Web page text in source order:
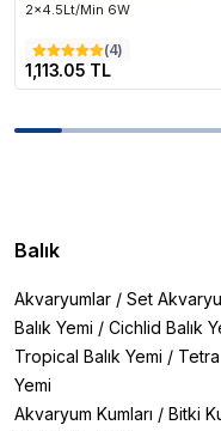
2x4.5Lt/Min 6W
(4)
1,113.05 TL
Balık
Akvaryumlar / Set
Balık Yemi / Cichlid Balık
Tropical Balık Yemi / Tetra
Yemi
Akvaryum Kumları / Bitki